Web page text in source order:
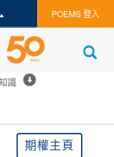
POEMS 登入
識
期權主頁